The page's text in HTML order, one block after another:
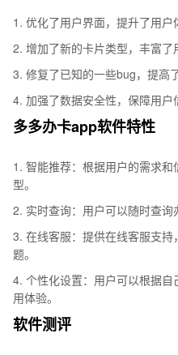
1. 优化了用户界面，提升了用户
2. 增加了新的卡片类型，丰富了
3. 修复了已知的一些bug，提高
4. 加强了数据安全性，保障用户
多多办卡app软件特性
1. 智能推荐：根据用户的需求
型。
2. 实时查询：用户可以随时查询
3. 在线客服：提供在线客服支
题。
4. 个性化设置：用户可以根据
用体验。
软件测评